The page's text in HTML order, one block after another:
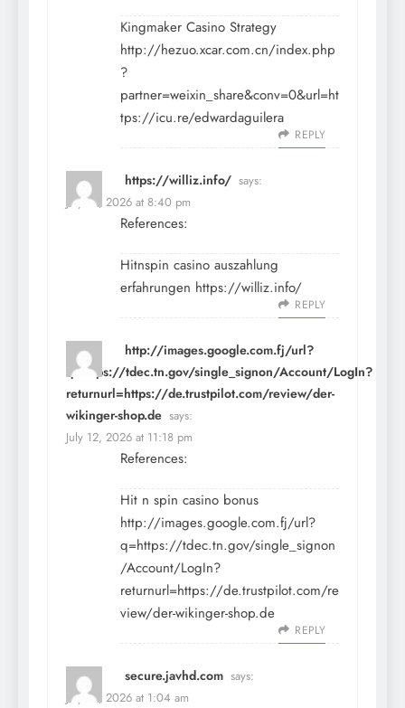
Kingmaker Casino Strategy
http://hezuo.xcar.com.cn/index.php
?
partner=weixin_share&conv=0&url=ht
tps://icu.re/edwardaguilera
REPLY
https://williz.info/ says:
July 12, 2026 at 8:40 pm
References:
Hitnspin casino auszahlung
erfahrungen https://williz.info/
REPLY
http://images.google.com.fj/url?
q=https://tdec.tn.gov/single_signon/Account/LogIn?
returnurl=https://de.trustpilot.com/review/der-
wikinger-shop.de says:
July 12, 2026 at 11:18 pm
References:
Hit n spin casino bonus
http://images.google.com.fj/url?
q=https://tdec.tn.gov/single_signon
/Account/LogIn?
returnurl=https://de.trustpilot.com/re
view/der-wikinger-shop.de
REPLY
secure.javhd.com says:
July 13, 2026 at 1:04 am